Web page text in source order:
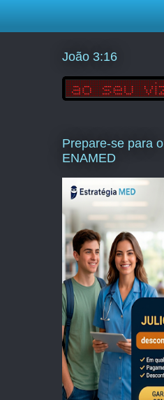
João 3:16
Prepare-se para o
ENAMED